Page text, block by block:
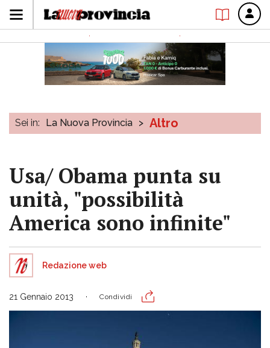
Sei in: La Nuova Provincia > Altro
Usa/ Obama punta su
unità, "possibilità
America sono infinite"
Redazione web
21 Gennaio 2013 Condividi